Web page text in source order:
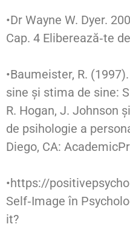
•Dr Wayne W. Dyer.
Cap. 4 Eliberează‑te
•Baumeister, R.
sine și stima de sine:
R. Hogan, J. Johnson
de psihologie a
Diego, CA:
•https://
Self‑Image în
it?